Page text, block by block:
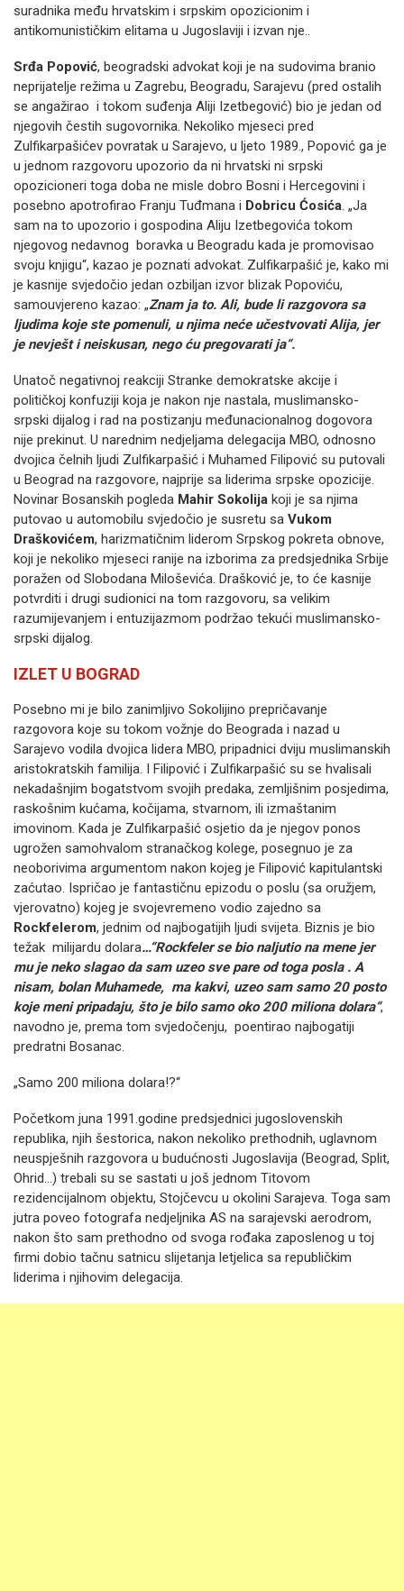
suradnika među hrvatskim i srpskim opozicionim i
antikomunističkim elitama u Jugoslaviji i izvan nje..
Srđa Popović, beogradski advokat koji je na sudovima branio
neprijatelje režima u Zagrebu, Beogradu, Sarajevu (pred ostalih
se angažirao i tokom suđenja Aliji Izetbegović) bio je jedan od
njegovih čestih sugovornika. Nekoliko mjeseci pred
Zulfikarpašićev povratak u Sarajevo, u ljeto 1989., Popović ga je
u jednom razgovoru upozorio da ni hrvatski ni srpski
opozicioneri toga doba ne misle dobro Bosni i Hercegovini i
posebno apotrofirao Franju Tuđmana i Dobricu Ćosića. „Ja
sam na to upozorio i gospodina Aliju Izetbegovića tokom
njegovog nedavnog boravka u Beogradu kada je promovisao
svoju knjigu“, kazao je poznati advokat. Zulfikarpašić je, kako mi
je kasnije svjedočio jedan ozbiljan izvor blizak Popoviću,
samouvjereno kazao: „Znam ja to. Ali, bude li razgovora sa
ljudima koje ste pomenuli, u njima neće učestvovati Alija, jer
je nevješt i neiskusan, nego ću pregovarati ja“.
Unatoč negativnoj reakciji Stranke demokratske akcije i
političkoj konfuziji koja je nakon nje nastala, muslimansko-
srpski dijalog i rad na postizanju međunacionalnog dogovora
nije prekinut. U narednim nedjeljama delegacija MBO, odnosno
dvojica čelnih ljudi Zulfikarpašić i Muhamed Filipović su putovali
u Beograd na razgovore, najprije sa liderima srpske opozicije.
Novinar Bosanskih pogleda Mahir Sokolija koji je sa njima
putovao u automobilu svjedočio je susretu sa Vukom
Draškovićem, harizmatičnim liderom Srpskog pokreta obnove,
koji je nekoliko mjeseci ranije na izborima za predsjednika Srbije
poražen od Slobodana Miloševića. Drašković je, to će kasnije
potvrditi i drugi sudionici na tom razgovoru, sa velikim
razumijevanjem i entuzijazmom podržao tekući muslimansko-
srpski dijalog.
IZLET U BOGRAD
Posebno mi je bilo zanimljivo Sokolijino prepričavanje
razgovora koje su tokom vožnje do Beograda i nazad u
Sarajevo vodila dvojica lidera MBO, pripadnici dviju muslimanskih
aristokratskih familija. I Filipović i Zulfikarpašić su se hvalisali
nekadašnjim bogatstvom svojih predaka, zemljišnim posjedima,
raskošnim kućama, kočijama, stvarnom, ili izmaštanim
imovinom. Kada je Zulfikarpašić osjetio da je njegov ponos
ugrožen samohvalom stranačkog kolege, posegnuo je za
neoborivima argumentom nakon kojeg je Filipović kapitulantski
zaćutao. Ispričao je fantastičnu epizodu o poslu (sa oružjem,
vjerovatno) kojeg je svojevremeno vodio zajedno sa
Rockfelerom, jednim od najbogatijih ljudi svijeta. Biznis je bio
težak milijardu dolara…“Rockfeler se bio naljutiona mene jer
mu je neko slagao da sam uzeo sve pare od toga posla . A
nisam, bolan Muhamede, ma kakvi, uzeo sam samo 20 posto
koje meni pripadaju, što je bilo samo oko 200 miliona dolara“,
navodno je, prema tom svjedočenju, poentirao najbogatiji
predratni Bosanac.
„Samo 200 miliona dolara!?“
Početkom juna 1991.godine predsjednici jugoslovenskih
republika, njih šestorica, nakon nekoliko prethodnih, uglavnom
neuspješnih razgovora u budućnosti Jugoslavija (Beograd, Split,
Ohrid…) trebali su se sastati u još jednom Titovom
rezidencijalnom objektu, Stojčevcu u okolini Sarajeva. Toga sam
jutra poveo fotografa nedjeljnika AS na sarajevski aerodrom,
nakon što sam prethodno od svoga rođaka zaposlenog u toj
firmi dobio tačnu satnicu slijetanja letjelica sa republičkim
liderima i njihovim delegacija.